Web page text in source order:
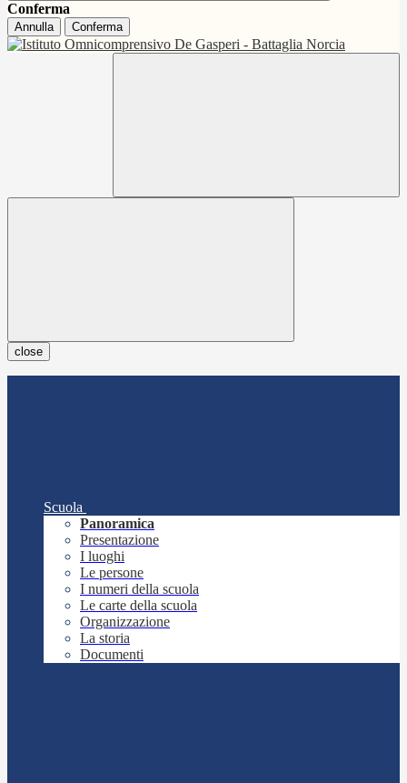
Conferma
Annulla Conferma
close
Scuola
Panoramica
Presentazione
I luoghi
Le persone
I numeri della scuola
Le carte della scuola
Organizzazione
La storia
Documenti